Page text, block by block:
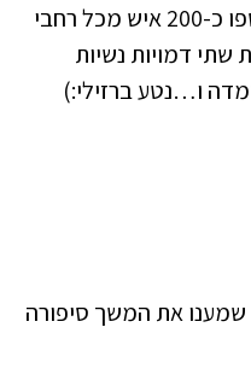
חיברה כ-50,000 פקקים, שאספו כ-200 איש מכל רחבי
שתי דמויות נשיות
ו…נטע ברזילי:)
שמענו את המשך סיפורה